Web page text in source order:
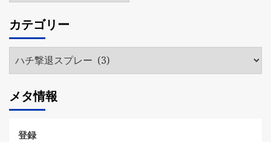
イ
ブ
カテゴリー
テ
リ
ー
メタ情報
登録